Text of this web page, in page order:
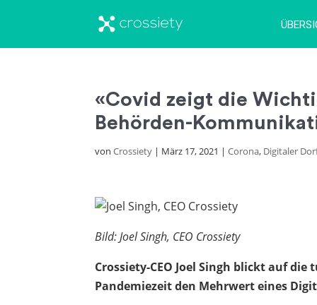
«Covid zeigt die
Behörden-
vonCrossiety | März 17, 2021 |Corona, Digitaler
Bild: Joel Singh, CEO Crossiety
Crossiety-CEO Joel Singh blickt auf
Pandemiezeit den Mehrwert eines